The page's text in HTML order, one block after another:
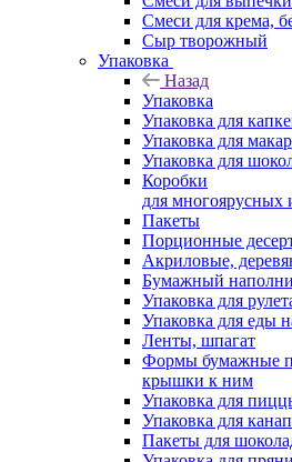
Смеси для крема,
Сыр творожный
Упаковка
Назад
Упаковка
Упаковка для
Упаковка для
Упаковка для
Коробки
для многоярусных
Пакеты
Порционные
Акриловые,
Бумажный
Упаковка для
Упаковка для еды
Ленты, шпагат
Формы бумажные
крышки к ним
Упаковка для
Упаковка для
Пакеты для